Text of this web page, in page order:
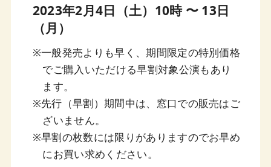
5月19日
エリアス弦楽四重奏団 ベートーヴェン・サ
イクル～結成25年の実力派カルテットが待
望の初来日【ぶらあぼONLINE】
5月19日
プログラム・ノート第3弾を各公演特集ペー
ジに掲載(室内楽のしおり～葵トリオとホー
プたち、CMGフィナーレ 2023)
4月28日
2023年2月4日（土）10時 〜 13日
（月）
※一般発売よりも早く、期間限定の特別価格
でご購入いただける早割対象公演もあり
ます。
※先行（早割）期間中は、窓口での販売はご
ざいません。
※早割の枚数には限りがありますのでお早め
にお買い求めください。